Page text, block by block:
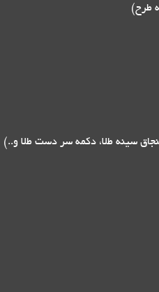
طرح)
سینه طلا، دکمه سر دست طلا و..)